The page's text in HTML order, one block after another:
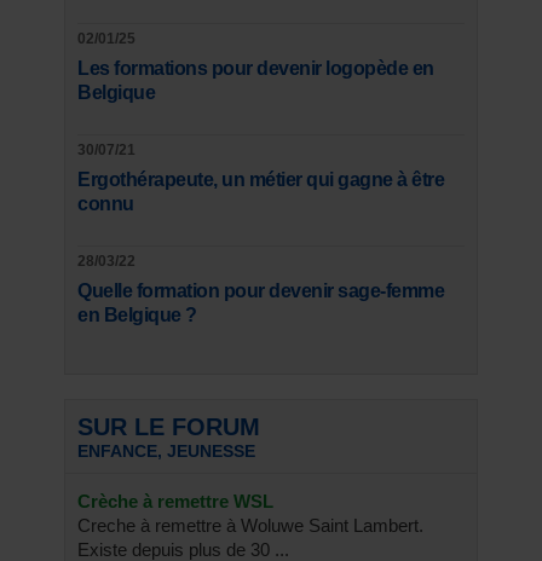
02/01/25
Les formations pour devenir logopède en
Belgique
30/07/21
Ergothérapeute, un métier qui gagne à être
connu
28/03/22
Quelle formation pour devenir sage-femme
en Belgique ?
SUR LE FORUM
ENFANCE, JEUNESSE
Crèche à remettre WSL
Creche à remettre à Woluwe Saint Lambert.
Existe depuis plus de 30 ...